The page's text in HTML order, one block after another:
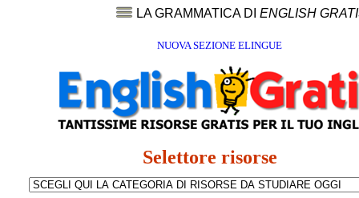
LA GRAMMATICA DI ENGLISH
NUOVA SEZIONE ELINGUE
Selettore risorse